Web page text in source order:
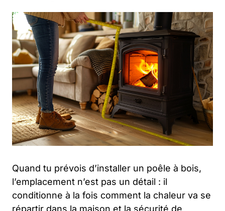
Quand tu prévois d’installer un poêle à bois,
l’emplacement n’est pas un détail : il
conditionne à la fois comment la chaleur va se
répartir dans la maison et la sécurité de